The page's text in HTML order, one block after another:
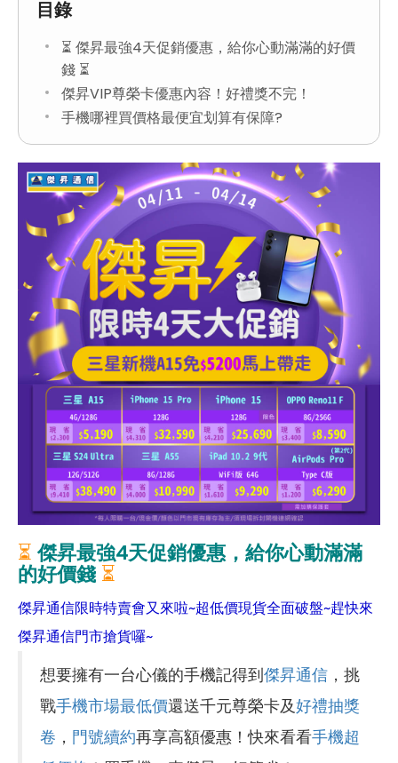
目錄
⏳ 傑昇最強4天促銷優惠，給你心動滿滿的好價
錢 ⏳
傑昇VIP尊榮卡優惠內容！好禮獎不完！
手機哪裡買價格最便宜划算有保障?
⏳ 傑昇最強4天促銷優惠，給你心動滿滿
的好價錢 ⏳
傑昇通信限時特賣會又來啦~超低價現貨全面破盤~趕快來
傑昇通信門市搶貨囉~
想要擁有一台心儀的手機記得到傑昇通信 ，挑
戰手機市場最低價還送千元尊榮卡及好禮抽獎
卷 ， 門號續約再享高額優惠！快來看看手機超